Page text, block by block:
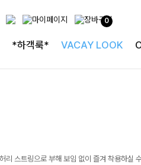
0
*하객룩* VACAY LOOK
스트링으로 부해 보임 없이 즐겨 착용하실